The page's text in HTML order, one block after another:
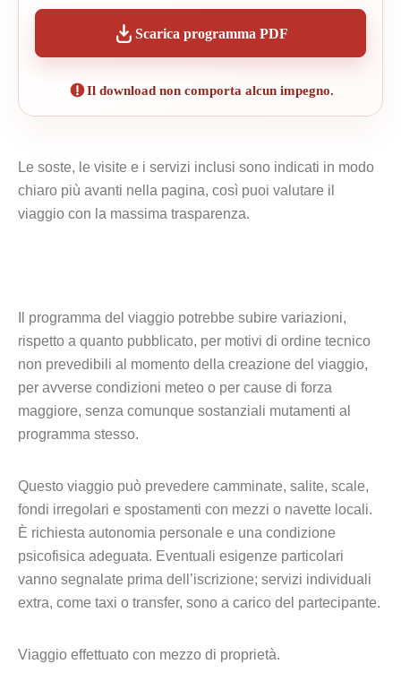
Scarica programma PDF
Il download non comporta alcun impegno.
Le soste, le visite e i servizi inclusi sono indicati in modo
chiaro più avanti nella pagina, così puoi valutare il
viaggio con la massima trasparenza.
Il programma del viaggio potrebbe subire variazioni,
rispetto a quanto pubblicato, per motivi di ordine tecnico
non prevedibili al momento della creazione del viaggio,
per avverse condizioni meteo o per cause di forza
maggiore, senza comunque sostanziali mutamenti al
programma stesso.
Questo viaggio può prevedere camminate, salite, scale,
fondi irregolari e spostamenti con mezzi o navette locali.
È richiesta autonomia personale e una condizione
psicofisica adeguata. Eventuali esigenze particolari
vanno segnalate prima dell’iscrizione; servizi individuali
extra, come taxi o transfer, sono a carico del partecipante.
Viaggio effettuato con mezzo di proprietà.